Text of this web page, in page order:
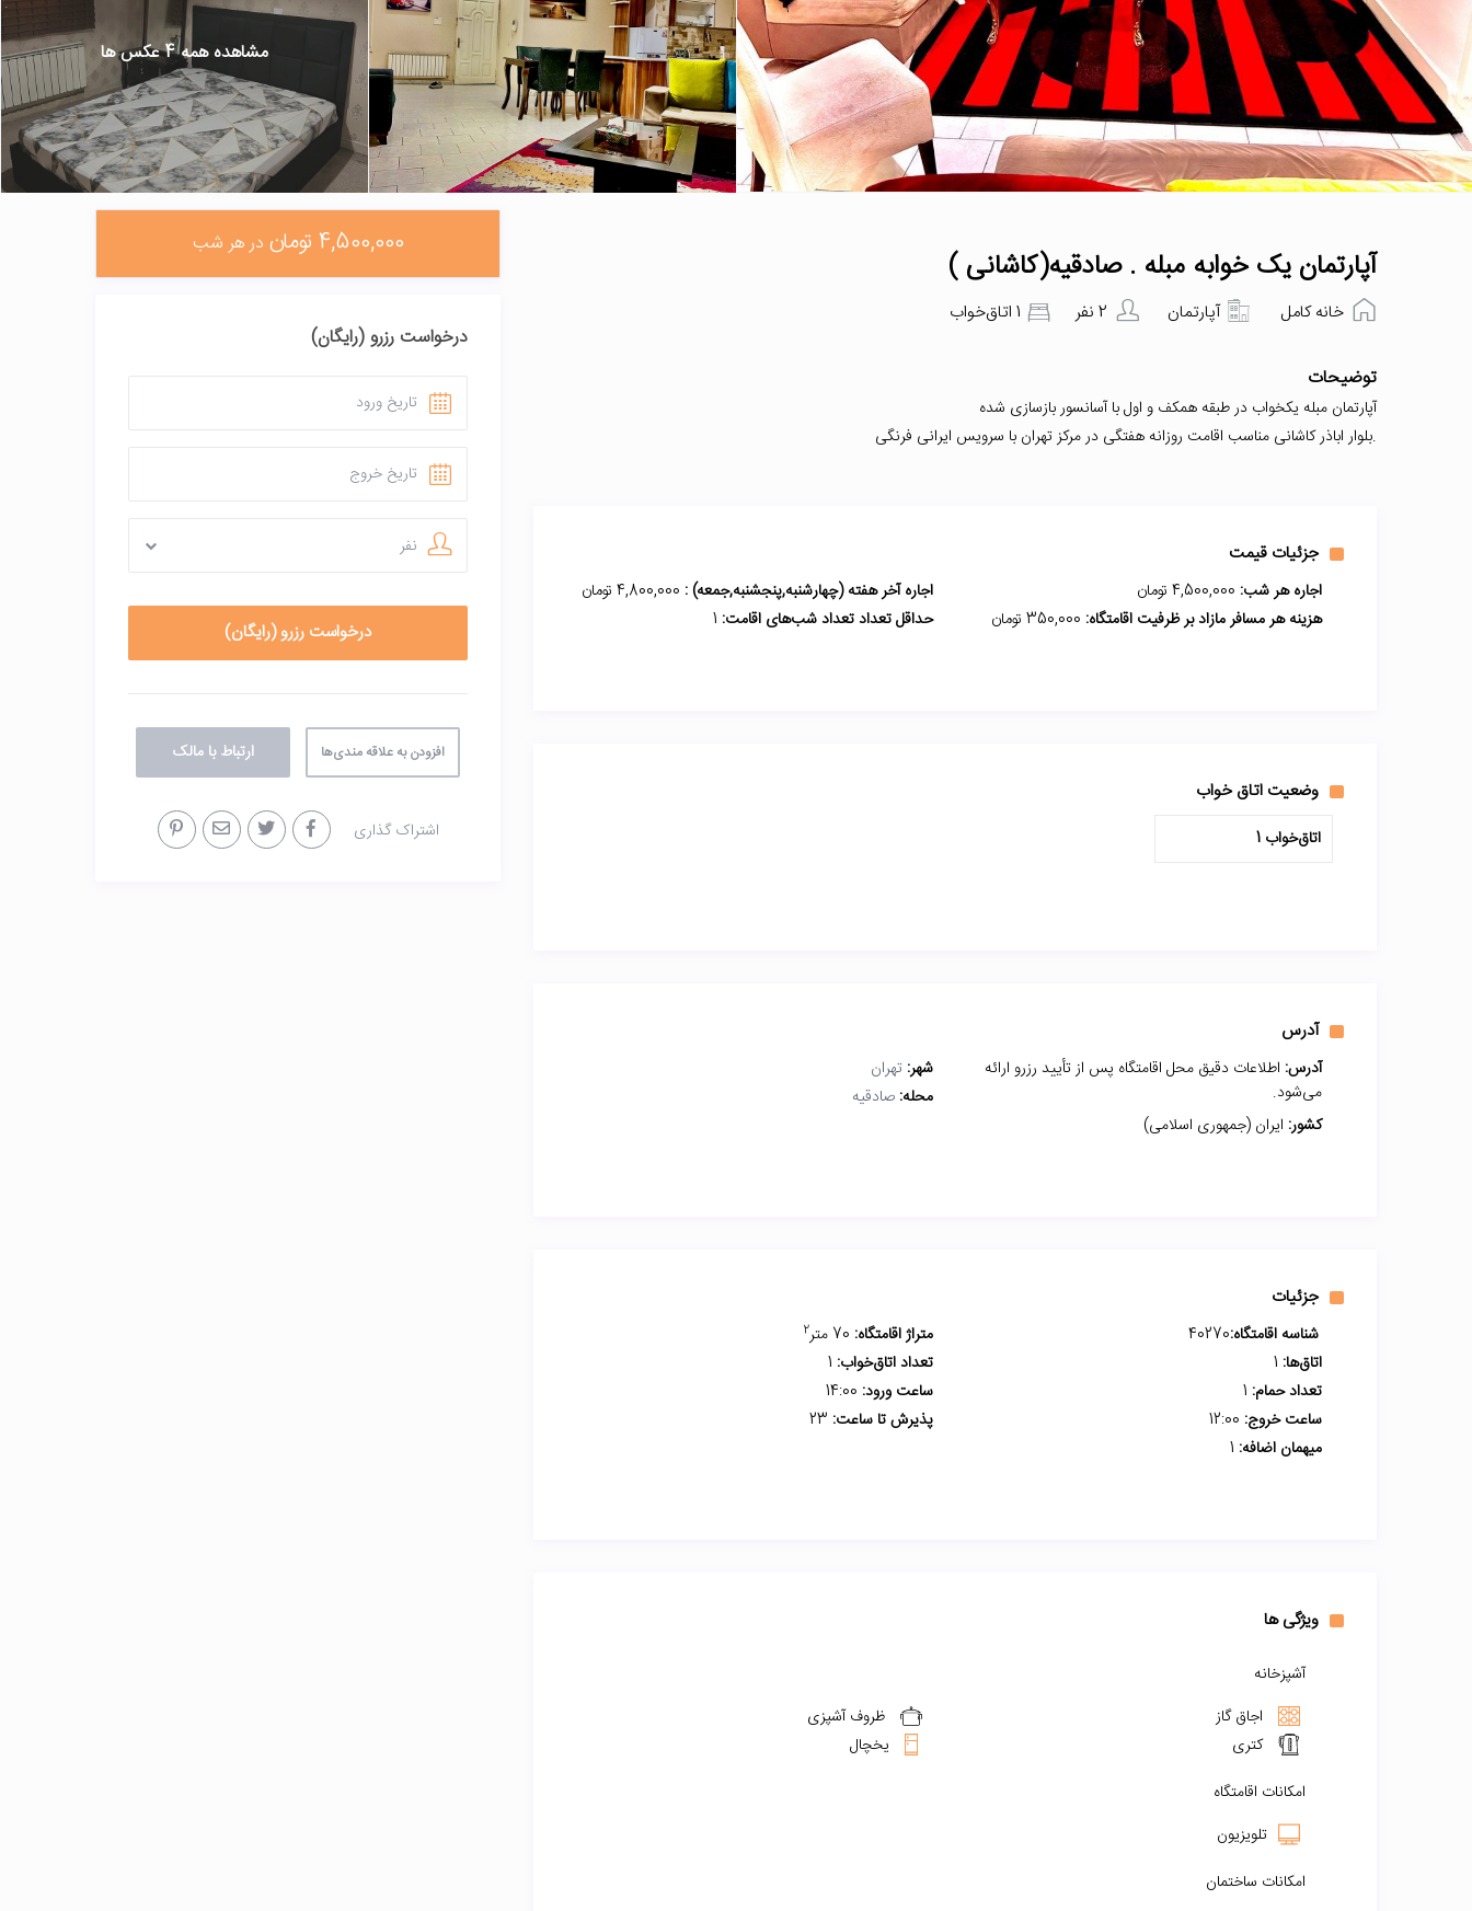
مشاهده همه 4 عکس ها
آپارتمان یک خوابه مبله . صادقیه(کاشانی )
خانه کامل آپارتمان 2 نفر 1 اتاق‌خواب
توضیحات
آپارتمان مبله یکخواب در طبقه همکف و اول با آسانسور بازسازی شده
.بلوار اباذر کاشانی مناسب اقامت روزانه هفتگی در مرکز تهران با سرویس ایرانی فرنگی
جزئیات قیمت
اجاره هر شب: اجاره آخر هفته (چهارشنبه,پنجشنبه,جمعه) :
هزینه هر مسافر مازاد بر ظرفیت اقامتگاه:
حداقل تعداد تعداد شب‌های اقامت:
وضعیت اتاق خواب
اتاق‌خواب 1
آدرس
آدرس: اطلاعات دقیق محل اقامتگاه پس از تأیید رزرو ارائه
می‌شود.
شهر: تهران
محله: صادقیه
کشور: ایران (جمهوری اسلامی)
جزئیات
شناسه اقامتگاه:40270 متراژ اقامتگاه: 2
اتاق‌ها: تعداد اتاق‌خواب:
تعداد حمام:
ساعت ورود:
ساعت خروج:
پذیرش تا ساعت:
میهمان اضافه:
ویژگی ها
آشپزخانه
اجاق گاز
ظروف آشپزی
کتری
یخچال
امکانات اقامتگاه
تلویزیون
امکانات ساختمان
4,500,000 تومان در هر شب
درخواست رزرو (رایگان)
نفر
افزودن به علاقه مندی‌ها ارتباط با مالک
اشتراک گذاری